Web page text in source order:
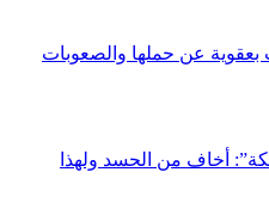
بعقوية عن حملها والصعوبات
أخاف من الحسد ولهذا